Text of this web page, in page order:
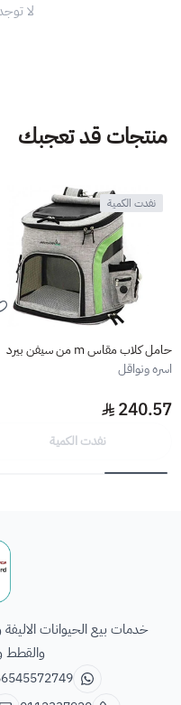
لا
منتجات قد تعجبك
نفدت الكمية
حامل كلاب مقاس m من سيفن بيرد
اسره ونواقل
240.57
نفدت الكمية
خدمات بيع الحيوانات
والقطط